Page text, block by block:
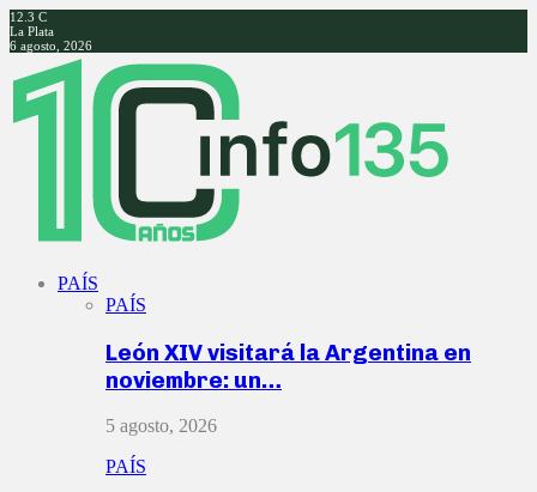
12.3 C
La Plata
6 agosto, 2026
Facebook
Twitter
Instagram
Youtube
PAÍS
PAÍS
León XIV visitará la Argentina en
noviembre: un…
5 agosto, 2026
PAÍS